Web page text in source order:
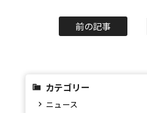
前の記事
カテゴリー
ニュース